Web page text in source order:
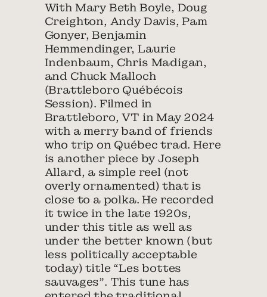
With Mary Beth Boyle, Doug
Creighton, Andy Davis, Pam
Gonyer, Benjamin
Hemmendinger, Laurie
Indenbaum, Chris Madigan,
and Chuck Malloch
(Brattleboro Québécois
Session). Filmed in
Brattleboro, VT in May 2024
with a merry band of friends
who trip on Québec trad. Here
is another piece by Joseph
Allard, a simple reel (not
overly ornamented) that is
close to a polka. He recorded
it twice in the late 1920s,
under this title as well as
under the better known (but
less politically acceptable
today) title “Les bottes
sauvages”. This tune has